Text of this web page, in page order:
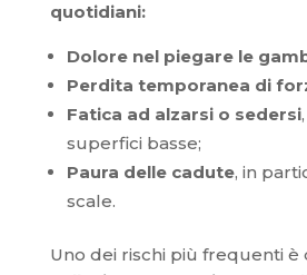
quotidiani:
Dolore nel piegare le
Perdita temporanea di
Fatica ad alzarsi o sedersi
superfici basse;
Paura delle cadute, in
scale.
Uno dei rischi più frequenti è